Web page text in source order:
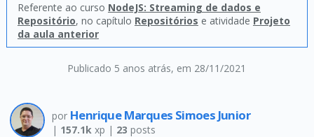
Publicado 5 anos atrás, em 28/11/2021
Referente ao curso NodeJS: Streaming de dados e
Repositório, no capítulo Repositórios e atividade Projeto
da aula anterior
por Henrique Marques Simoes Junior
| 157.1kxp | 23 posts